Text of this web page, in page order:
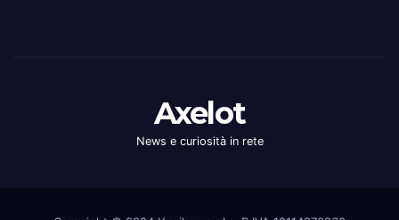
Axelot
News e curiosità in rete